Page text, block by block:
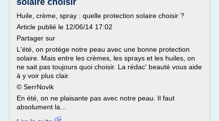
solaire choisir
Huile, crème, spray : quelle protection solaire choisir ?
Article publié le 12/06/14 17:02
Partager sur
L'été, on protège notre peau avec une bonne protection
solaire. Mais entre les crèmes, les sprays et les huiles, on
ne sait pas toujours quoi choisir. La rédac' beauté vous aide
à y voir plus clair.
© SerrNovik
En été, on ne plaisante pas avec notre peau. Il faut
absolument la...